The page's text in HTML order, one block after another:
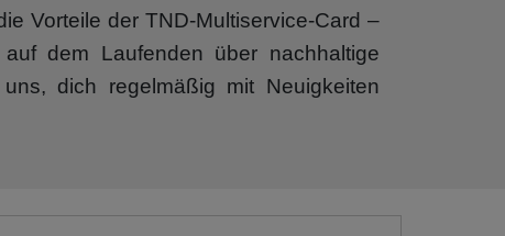
Vorteile der TND-Multiservice-Card –
dem Laufenden über nachhaltige
dich regelmäßig mit Neuigkeiten